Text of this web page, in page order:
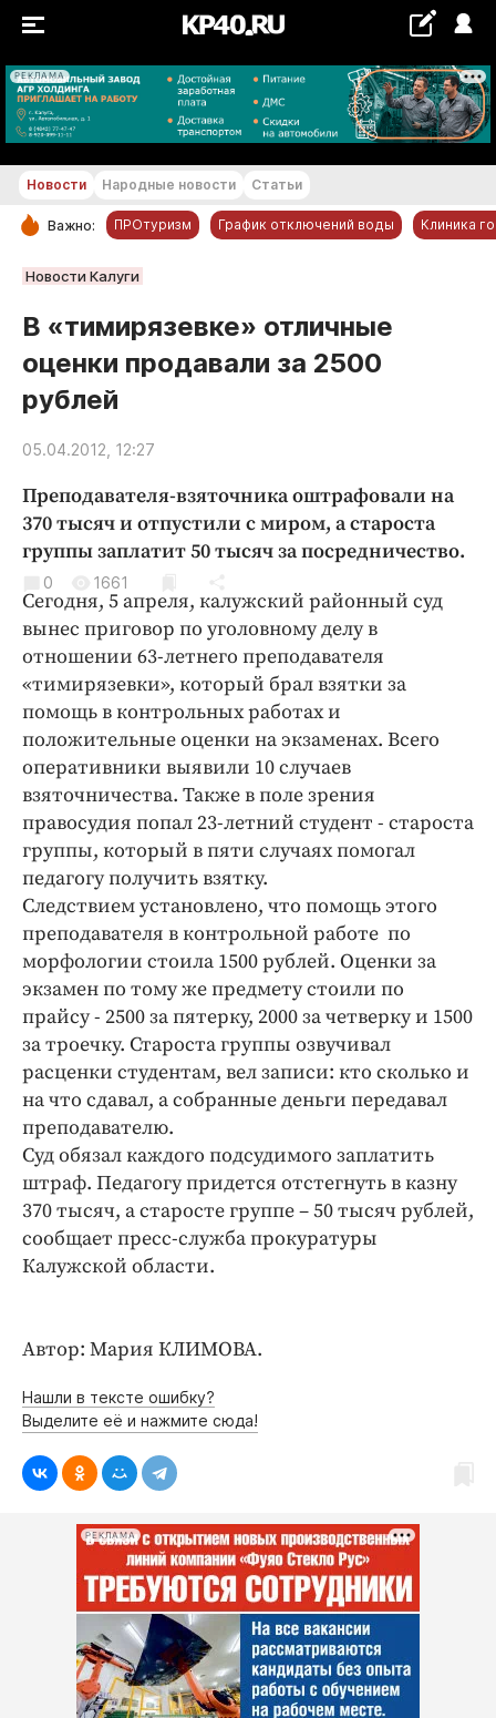
РЕКЛАМА
+22...+23 °С
РУБРИКИ
Новости компаний
Статьи
Народные новости
Авто и транспорт
Криминал
Культура
Недвижимость и ЖКХ
Образование
Общество
Погода
Праздники
Происшествия
Спорт
Экономика и бизнес
ПРОЕКТЫ
Блоги
Издания
Медиаперсона
Интересное чтиво
Клиника года
Бренд года
Работодатель года
Новости Народные новости Статьи
Важно: ПРОтуризм График отключений воды Клиника
Новости Калуги
В «тимирязевке» отличные
оценки продавали за 2500
рублей
05.04.2012, 12:27
Преподавателя-взяточника оштрафовали на
370 тысяч и отпустили с миром, а староста
группы заплатит 50 тысяч за посредничество.
0 1661
Сегодня, 5 апреля, калужский районный суд
вынес приговор по уголовному делу в
отношении 63-летнего преподавателя
«тимирязевки», который брал взятки за
помощь в контрольных работах и
положительные оценки на экзаменах. Всего
оперативники выявили 10 случаев
взяточничества. Также в поле зрения
правосудия попал 23-летний студент - староста
группы, который в пяти случаях помогал
педагогу получить взятку.
Следствием установлено, что помощь этого
преподавателя в контрольной работе по
морфологии стоила 1500 рублей. Оценки за
экзамен по тому же предмету стоили по
прайсу - 2500 за пятерку, 2000 за четверку и 1500
за троечку. Староста группы озвучивал
расценки студентам, вел записи: кто сколько и
на что сдавал, а собранные деньги передавал
преподавателю.
Суд обязал каждого подсудимого заплатить
штраф. Педагогу придется отстегнуть в казну
370 тысяч, а старосте группе – 50 тысяч рублей,
сообщает пресс-служба прокуратуры
Калужской области.
Автор: Мария КЛИМОВА.
Нашли в тексте ошибку?
Выделите её и нажмите сюда!
РЕКЛАМА